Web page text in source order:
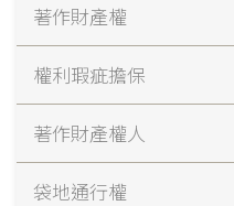
著作財產權
權利瑕疵擔保
著作財產權人
袋地通行權